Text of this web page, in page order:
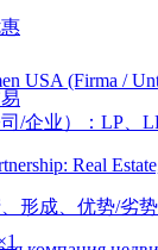
/企业）：LP、
形成、优势/劣